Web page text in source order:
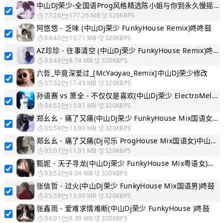
中山DJ荣少-全国语Prog风格精选陈小姐与你到永久慢摇串烧
77:26 177.25 MB 320KBPS
阿悠悠 - 乏味 (中山Dj荣少 FunkyHouse Remix)咚咚鼓
04:40 10.71 MB 320KBPS
AZ珍珍 - 往事清空 (中山Dj荣少 FunkyHouse Remix)咚咚鼓
03:48 8.74 MB 320KBPS
六哲_毕竟深爱过_[McYaoyao_Remix]中山DJ荣少修改
07:32 17.45 MB 320KBPS
孙语赛 vs 萧全 - 不仅仅是喜欢(中山Dj荣少 ElectroMelbourne Rmx 2018 可开场)
06:52 15.91 MB 320KBPS
郑幺幺 - 痛了又痛(中山Dj荣少 FunkyHouse Mix国语女)咚鼓
05:59 13.90 MB 320KBPS
郑幺幺 - 痛了又痛(Dj可乐 ProgHouse Mix国语女)中山DJ荣少提供
05:07 11.91 MB 320KBPS
甄妮 - 天子寻龙(中山Dj荣少 FunkyHouse Mix粤语女)咚鼓
03:52 9.04 MB 320KBPS
张信哲 - 过火(中山Dj荣少 FunkyHouse Mix国语男)咚鼓
05:59 13.90 MB 320KBPS
张鑫雨 - 爱难求情难断(中山Dj荣少 FunkyHouse )咚鼓
04:01 9.39 MB 320KBPS